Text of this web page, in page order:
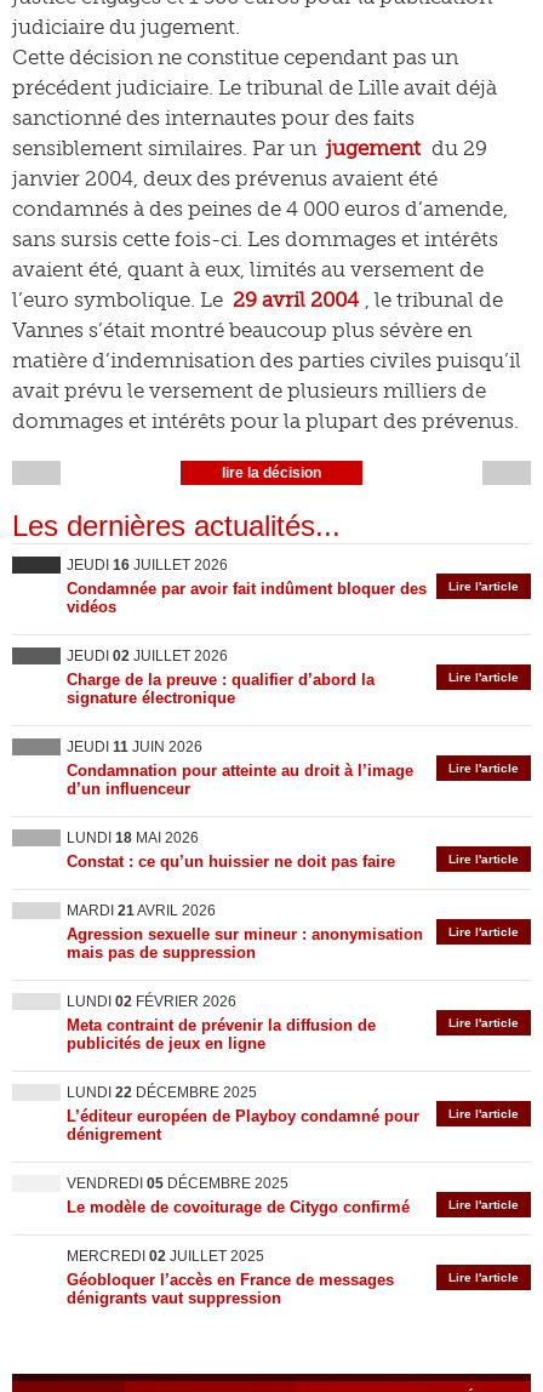
judiciaire du jugement.
Cette décision ne constitue cependant pas un
précédent judiciaire. Le tribunal de Lille avait déjà
sanctionné des internautes pour des faits
sensiblement similaires. Par un jugement du 29
janvier 2004, deux des prévenus avaient été
condamnés à des peines de 4 000 euros d’amende,
sans sursis cette fois-ci. Les dommages et intérêts
avaient été, quant à eux, limités au versement de
l’euro symbolique. Le 29 avril 2004 , le tribunal de
Vannes s’était montré beaucoup plus sévère en
matière d’indemnisation des parties civiles puisqu’il
avait prévu le versement de plusieurs milliers de
dommages et intérêts pour la plupart des prévenus.
lire la décision
Les dernières actualités...
JEUDI 16 JUILLET 2026
Lire l'article
Condamnée par avoir fait indûment bloquer des
vidéos
JEUDI 02 JUILLET 2026
Lire l'article
Charge de la preuve : qualifier d’abord la
signature électronique
JEUDI 11 JUIN 2026
Lire l'article
Condamnation pour atteinte au droit à l’image
d’un influenceur
LUNDI 18 MAI 2026
Lire l'article
Constat : ce qu’un huissier ne doit pas faire
MARDI 21AVRIL 2026
Lire l'article
Agression sexuelle sur mineur : anonymisation
mais pas de suppression
LUNDI 02 FÉVRIER 2026
Lire l'article
Meta contraint de prévenir la diffusion de
publicités de jeux en ligne
LUNDI 22 DÉCEMBRE 2025
Lire l'article
L’éditeur européen de Playboy condamné pour
dénigrement
VENDREDI 05 DÉCEMBRE 2025
Lire l'article
Le modèle de covoiturage de Citygo confirmé
MERCREDI 02 JUILLET 2025
Lire l'article
Géobloquer l’accès en France de messages
dénigrants vaut suppression